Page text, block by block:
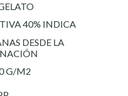
40% INDICA
DESDE LA
G/M2